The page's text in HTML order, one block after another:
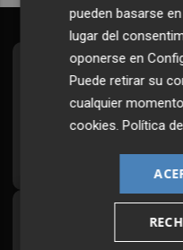
Todos los días a
pueden basarse
lugar del
oponerse en
Puede retirar su
cualquier
cookies .Política